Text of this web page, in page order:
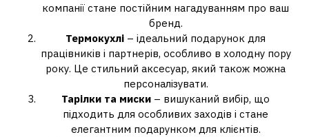
компанії стане постійним нагадуванням про ваш
бренд.
Термокухлі – ідеальний подарунок для
працівників і партнерів, особливо в холодну пору
року. Це стильний аксесуар, який також можна
персоналізувати.
Тарілки та миски – вишуканий вибір, що
підходить для особливих заходів і стане
елегантним подарунком для клієнтів.